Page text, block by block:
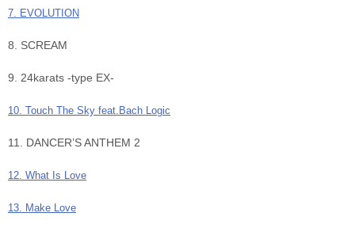
7. EVOLUTION
8. SCREAM
9. 24karats -type EX-
10. Touch The Sky feat.Bach Logic
11. DANCER’S ANTHEM 2
12. What Is Love
13. Make Love